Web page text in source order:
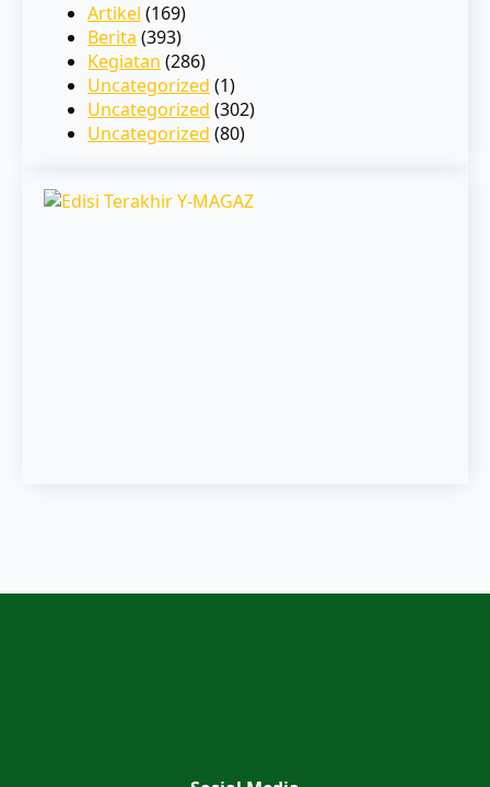
Artikel (169)
Berita (393)
Kegiatan (286)
Uncategorized (1)
Uncategorized (302)
Uncategorized (80)